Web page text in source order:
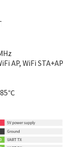
AP, WiFi STA+AP